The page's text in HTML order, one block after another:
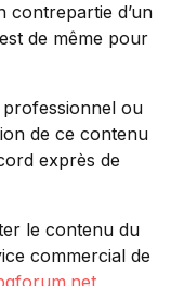
contrepartie d’un
de même pour
ou
de ce contenu
exprès de
le contenu du
commercial de